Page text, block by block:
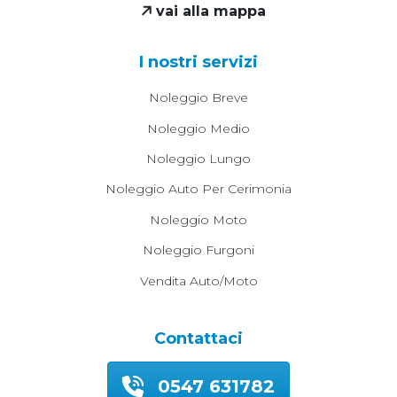
vai alla mappa
I nostri servizi
Noleggio Breve
Noleggio Medio
Noleggio Lungo
Noleggio Auto Per Cerimonia
Noleggio Moto
Noleggio Furgoni
Vendita Auto/moto
Contattaci
0547 631782